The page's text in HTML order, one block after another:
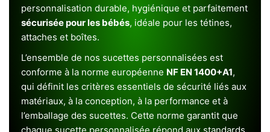
personnalisation durable, hygiénique et parfaitement
sécurisée pour les bébés, idéale pour les tétines,
attaches et boîtes.
L’ensemble de nos sucettes personnalisées est
conforme à la norme européenne NF EN 1400+A1,
qui définit les critères essentiels de sécurité liés aux
matériaux, à la conception, à la performance et à
l’emballage des sucettes. Cette norme garantit que